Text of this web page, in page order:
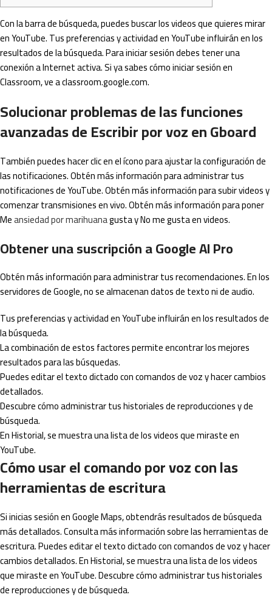
Con la barra de búsqueda, puedes buscar los videos que quieres mirar
en YouTube. Tus preferencias y actividad en YouTube influirán en los
resultados de la búsqueda. Para iniciar sesión debes tener una
conexión a Internet activa. Si ya sabes cómo iniciar sesión en
Classroom, ve a classroom.google.com.
Solucionar problemas de las funciones
avanzadas de Escribir por voz en Gboard
También puedes hacer clic en el ícono para ajustar la configuración de
las notificaciones. Obtén más información para administrar tus
notificaciones de YouTube. Obtén más información para subir videos y
comenzar transmisiones en vivo. Obtén más información para poner
Meansiedad por marihuanagusta y No me gusta en videos.
Obtener una suscripción a Google AI Pro
Obtén más información para administrar tus recomendaciones. En los
servidores de Google, no se almacenan datos de texto ni de audio.
Tus preferencias y actividad en YouTube influirán en los resultados de
la búsqueda.
La combinación de estos factores permite encontrar los mejores
resultados para las búsquedas.
Puedes editar el texto dictado con comandos de voz y hacer cambios
detallados.
Descubre cómo administrar tus historiales de reproducciones y de
búsqueda.
En Historial, se muestra una lista de los videos que miraste en
YouTube.
Cómo usar el comando por voz con las
herramientas de escritura
Si inicias sesión en Google Maps, obtendrás resultados de búsqueda
más detallados. Consulta más información sobre las herramientas de
escritura. Puedes editar el texto dictado con comandos de voz y hacer
cambios detallados. En Historial, se muestra una lista de los videos
que miraste en YouTube. Descubre cómo administrar tus historiales
de reproducciones y de búsqueda.